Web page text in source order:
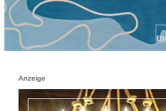
Anzeige